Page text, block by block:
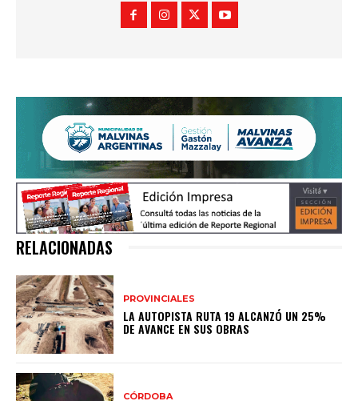
RELACIONADAS
PROVINCIALES
LA AUTOPISTA RUTA 19 ALCANZÓ UN 25%
DE AVANCE EN SUS OBRAS
CÓRDOBA